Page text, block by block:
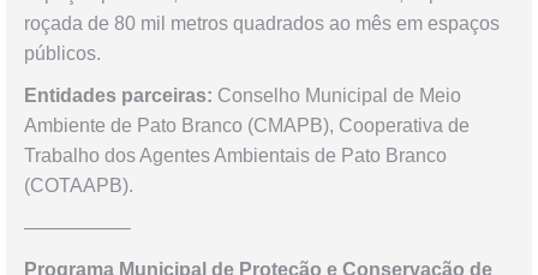
roçada de 80 mil metros quadrados ao mês em espaços
públicos.
Entidades parceiras: Conselho Municipal de Meio
Ambiente de Pato Branco (CMAPB), Cooperativa de
Trabalho dos Agentes Ambientais de Pato Branco
(COTAAPB).
—————–
Programa Municipal de Proteção e Conservação de